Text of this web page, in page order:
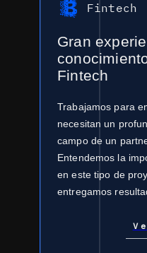
Fintech
Gran
Fintech
Trabajamos para
necesitan un
campo de un
Entendemos la
en este tipo de
entregamos